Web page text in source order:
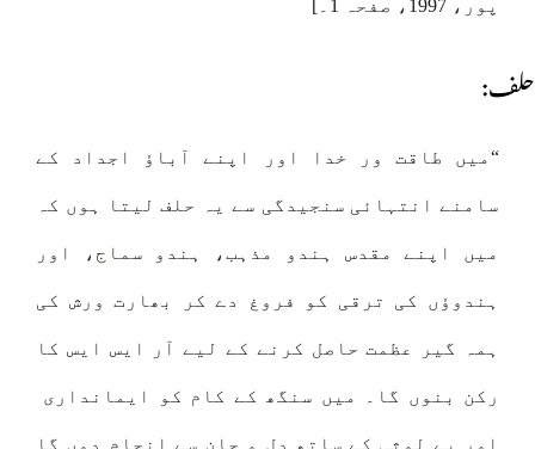
پور، 1997، صفحہ 1۔]
حلف:
“میں طاقت ور خدا اور اپنے آباؤ اجداد کے
سامنے انتہائی سنجیدگی سے یہ حلف لیتا ہوں کہ
میں اپنے مقدس ہندو مذہب، ہندو سماج، اور
ہندوؤں کی ترقی کو فروغ دے کر بھارت ورش کی
ہمہ گیر عظمت حاصل کرنے کے لیے آر ایس ایس کا
رکن بنوں گا۔ میں سنگھ کے کام کو ایمانداری
اور بے لوثی کے ساتھ دل و جان سے انجام دوں گا